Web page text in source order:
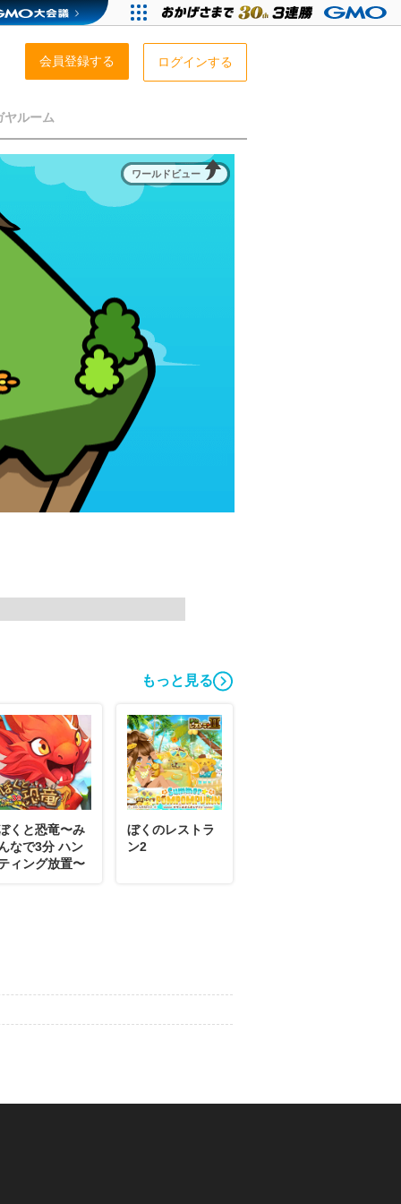
会員登録する ログインする
ヤルーム
ワールドビュー
もっと見る
くと恐竜〜み
なで3分 ハン
ィング放置〜
ぼくのレストラ
ン2